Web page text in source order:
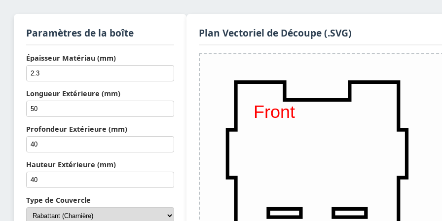
Paramètres de la boîte
Épaisseur Matériau (mm)
Longueur Extérieure (mm)
Profondeur Extérieure (mm)
Hauteur Extérieure (mm)
Type de Couvercle
Plan Vectoriel de Découpe (.SVG)
Front